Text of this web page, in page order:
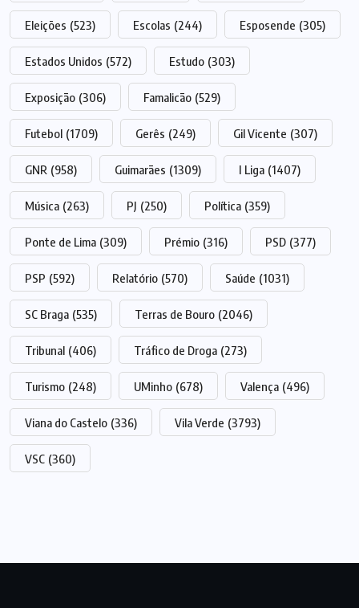
Eleições (523) Escolas (244) Esposende (305)
Estados Unidos (572) Estudo (303)
Exposição (306) Famalicão (529)
Futebol (1709) Gerês (249) Gil Vicente (307)
GNR (958) Guimarães (1309) I Liga (1407)
Música (263) PJ (250) Política (359)
Ponte de Lima (309) Prémio (316) PSD (377)
PSP (592) Relatório (570) Saúde (1031)
SC Braga (535) Terras de Bouro (2046)
Tribunal (406) Tráfico de Droga (273)
Turismo (248) UMinho (678) Valença (496)
Viana do Castelo (336) Vila Verde (3793)
VSC (360)